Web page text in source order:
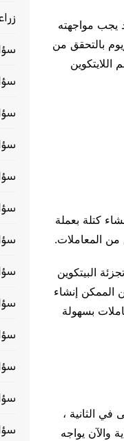
يجب مواجهته
، وتسمح ايثريوم بالتحقق من
، بينما لا تدعم اللايتكوين
كتلة بعملة
البيتكوين
الممكن إنشاء
بسهولة
معالجة 7 معاملات كحد أقصى في الثانية ،
والآن يواجه